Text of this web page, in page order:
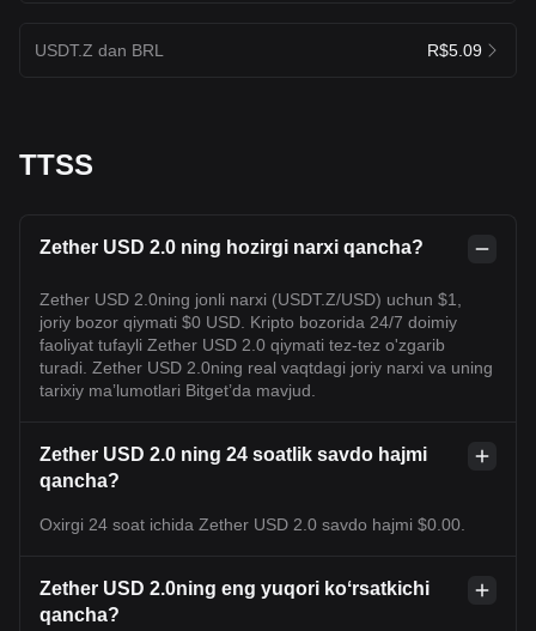
USDT.Z dan BRL R$5.09
TTSS
Zether USD 2.0 ning hozirgi narxi qancha?
Zether USD 2.0ning jonli narxi (USDT.Z/USD) uchun $1,
joriy bozor qiymati $0 USD. Kripto bozorida 24/7 doimiy
faoliyat tufayli Zether USD 2.0 qiymati tez-tez o'zgarib
turadi. Zether USD 2.0ning real vaqtdagi joriy narxi va uning
tarixiy maʼlumotlari Bitget’da mavjud.
Zether USD 2.0 ning 24 soatlik savdo hajmi
qancha?
Oxirgi 24 soat ichida Zether USD 2.0 savdo hajmi $0.00.
Zether USD 2.0ning eng yuqori koʻrsatkichi
qancha?